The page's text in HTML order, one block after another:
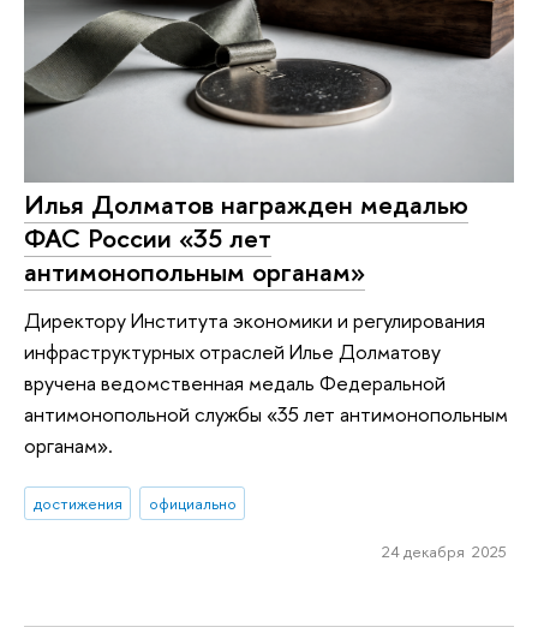
Илья Долматов награжден медалью
ФАС России «35 лет
антимонопольным органам»
Директору Института экономики и регулирования
инфраструктурных отраслей Илье Долматову
вручена ведомственная медаль Федеральной
антимонопольной службы «35 лет антимонопольным
органам».
достижения официально
24 декабря 2025